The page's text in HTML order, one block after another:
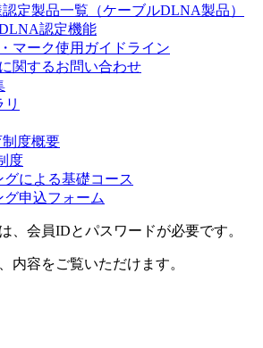
認定製品一覧（ケーブルDLNA製品）
認定機能
マーク使用ガイドライン
関するお問い合わせ
制度概要
度
グによる基礎コース
グ申込フォーム
、会員IDとパスワードが必要です。
内容をご覧いただけます。